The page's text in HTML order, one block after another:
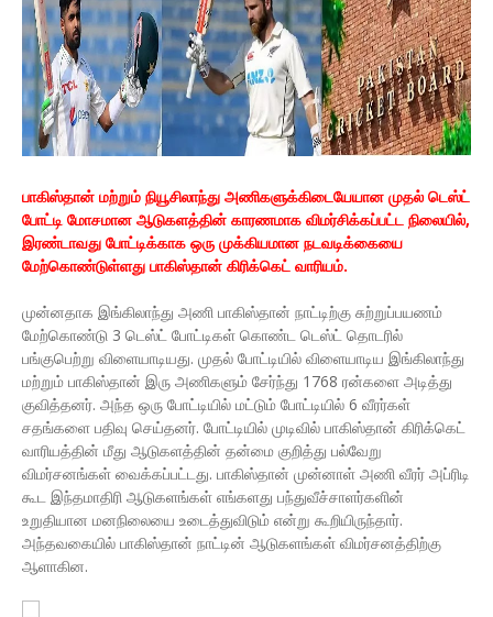
பாகிஸ்தான் மற்றும் நியூசிலாந்து அணிகளுக்கிடையேயான முதல் டெஸ்ட்
போட்டி மோசமான ஆடுகளத்தின் காரணமாக விமர்சிக்கப்பட்ட நிலையில்,
இரண்டாவது போட்டிக்காக ஒரு முக்கியமான நடவடிக்கையை
மேற்கொண்டுள்ளது பாகிஸ்தான் கிரிக்கெட் வாரியம்.
முன்னதாக இங்கிலாந்து அணி பாகிஸ்தான் நாட்டிற்கு சுற்றுப்பயணம்
மேற்கொண்டு 3 டெஸ்ட் போட்டிகள் கொண்ட டெஸ்ட் தொடரில்
பங்குபெற்று விளையாடியது. முதல் போட்டியில் விளையாடிய இங்கிலாந்து
மற்றும் பாகிஸ்தான் இரு அணிகளும் சேர்ந்து 1768 ரன்களை அடித்து
குவித்தனர். அந்த ஒரு போட்டியில் மட்டும் போட்டியில் 6 வீரர்கள்
சதங்களை பதிவு செய்தனர். போட்டியில் முடிவில் பாகிஸ்தான் கிரிக்கெட்
வாரியத்தின் மீது ஆடுகளத்தின் தன்மை குறித்து பல்வேறு
விமர்சனங்கள் வைக்கப்பட்டது. பாகிஸ்தான் முன்னாள் அணி வீரர் அப்ரிடி
கூட இந்தமாதிரி ஆடுகளங்கள் எங்களது பந்துவீச்சாளர்களின்
உறுதியான மனநிலையை உடைத்துவிடும் என்று கூறியிருந்தார்.
அந்தவகையில் பாகிஸ்தான் நாட்டின் ஆடுகளங்கள் விமர்சனத்திற்கு
ஆளாகின.